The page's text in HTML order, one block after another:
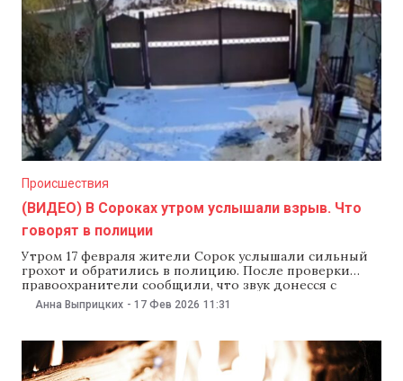
Происшествия
(ВИДЕО) В Сороках утром услышали взрыв. Что
говорят в полиции
Утром 17 февраля жители Сорок услышали сильный
грохот и обратились в полицию. После проверки
правоохранители сообщили, что звук донесся с
территории соседней Украины.«Сегодня в полицию
обратились жители нескольких сел Сорокского
грохот. В результате предварительных проверок и
обмена данными с соседней страной установили, что
звук
Анна Выприцких - 17 Фев 2026 11:31